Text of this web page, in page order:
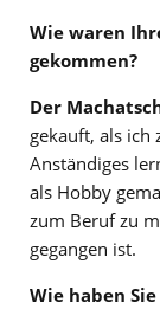
Wie waren
gekommen?
Der
gekauft, als ich
Anständiges
als Hobby
zum Beruf zu
gegangen ist.
Wie haben